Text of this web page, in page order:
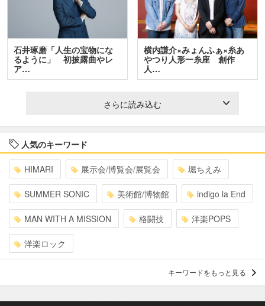
石井琢磨「人生の宝物にな
るように」 初披露曲やレ
ア…
横内謙介×みょんふぁ×糸あ
やつり人形一糸座 創作
人…
さらに読み込む
人気のキーワード
HIMARI 展示会/博覧会/展覧会 堀ちえみ
SUMMER SONIC 美術館/博物館 indigo la End
MAN WITH A MISSION 格闘技 洋楽POPS
洋楽ロック
キーワードをもっと見る